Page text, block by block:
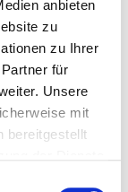
anbieten
zu
zu Ihrer
für
Unsere
mit
bereitgestellt